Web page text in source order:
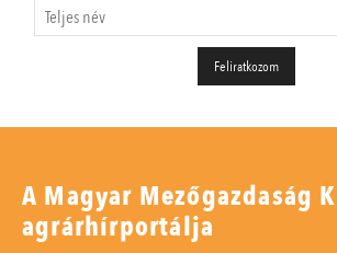
A Magyar Mezőgazdaság
agrárhírportálja